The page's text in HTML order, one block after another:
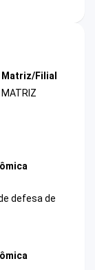
Matriz/Filial
MATRIZ
defesa de